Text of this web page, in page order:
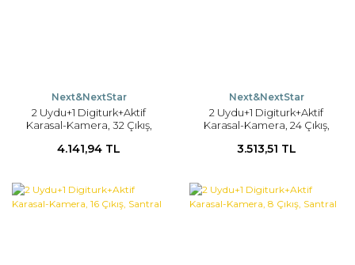
Next&NextStar
2 Uydu+1 Digiturk+Aktif
Karasal-Kamera, 32 Çıkış,
4.141,94 TL
Next&NextStar
2 Uydu+1 Digiturk+Aktif
Karasal-Kamera, 24 Çıkış,
3.513,51 TL